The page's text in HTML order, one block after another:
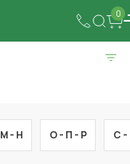
0
М - Н О - П - Р С -